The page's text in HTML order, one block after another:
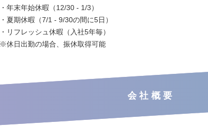
・年末年始休暇（12/30 - 1/3）
・夏期休暇（7/1 - 9/30の間に5日）
・リフレッシュ休暇（入社5年毎）
※休日出勤の場合、振休取得可能
会社概要